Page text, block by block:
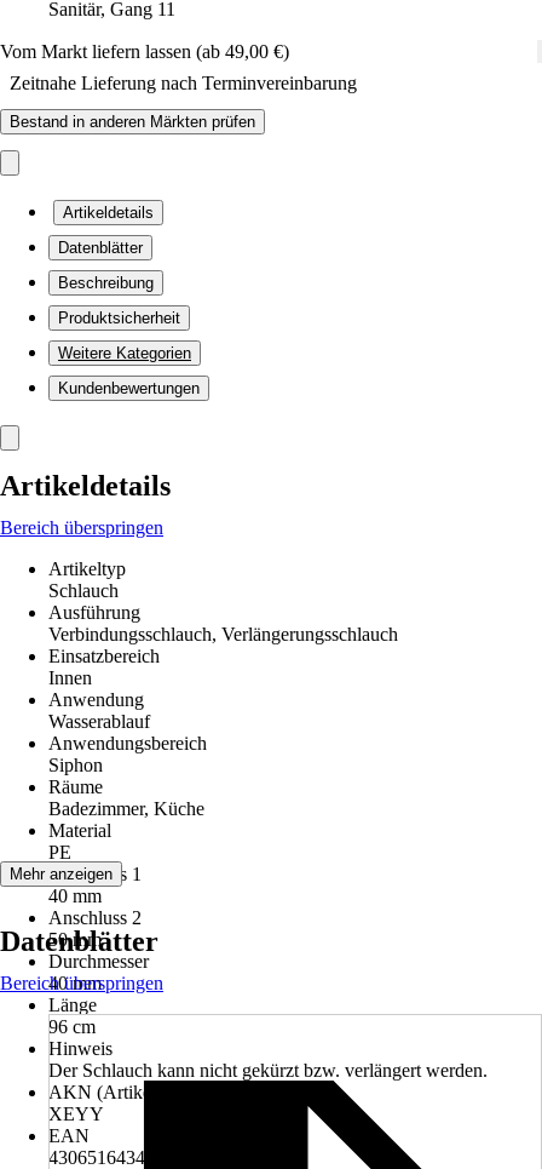
Sanitär, Gang 11
Vom Markt liefern lassen (ab 49,00 €)
Zeitnahe Lieferung nach Terminvereinbarung
Bestand in anderen Märkten prüfen
Artikeldetails
Datenblätter
Beschreibung
Produktsicherheit
Weitere Kategorien
Kundenbewertungen
Artikeldetails
Bereich überspringen
Artikeltyp
Schlauch
Ausführung
Verbindungsschlauch, Verlängerungsschlauch
Einsatzbereich
Innen
Anwendung
Wasserablauf
Anwendungsbereich
Siphon
Räume
Badezimmer, Küche
Material
PE
Anschluss 1
40 mm
Anschluss 2
50 mm
Durchmesser
40 mm
Länge
96 cm
Hinweis
Der Schlauch kann nicht gekürzt bzw. verlängert werden.
AKN (Artikelkurznummer)
XEYY
EAN
4306516434992
Mehr anzeigen
Datenblätter
Bereich überspringen